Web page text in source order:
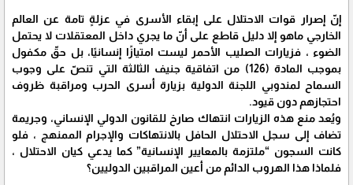
إنّ إصرار قوات الاحتلال على إبقاء الأسرى في عزلةٍ تامة عن العالم
الخارجي ماهو إلا دليل قاطع على أنّ ما يجري داخل المعتقلات لا يحتمل
الضوء ، فزيارات الصليب الأحمر ليست امتيازًا إنسانيًا، بل حقّ مكفول
بموجب المادة (126) من اتفاقية جنيف الثالثة التي تنصّ على وجوب
السماح لمندوبي اللجنة الدولية بزيارة أسرى الحرب ومراقبة ظروف
احتجازهم دون قيود.
ويُعد منع هذه الزيارات انتهاك صارخ للقانون الدولي الإنساني، وجريمة
تضاف إلى سجل الاحتلال الحافل بالانتهاكات والإجرام الممنهج ، فلو
كانت السجون “ملتزمة بالمعايير الإنسانية” كما يدعي كيان الاحتلال ،
فلماذا هذا الهروب الدائم من أعين المراقبين الدوليين؟